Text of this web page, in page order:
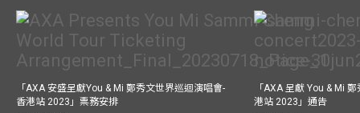
「AXA 安盛呈獻You & Mi 鄭秀文世界巡迴演唱會-
香港站 2023」票務安排
「AXA 呈獻 You & Mi
港站 2023」通告